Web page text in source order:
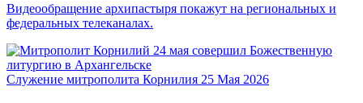
Видеообращение архипастыря покажут на региональных и
федеральных телеканалах.
Служение митрополита Корнилия 25 Мая 2026